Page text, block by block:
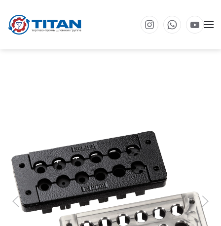
Перейти к основному содержанию